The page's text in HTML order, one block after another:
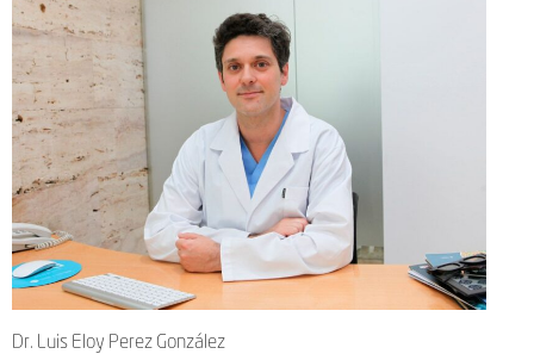
Dr. Luis Eloy Perez González